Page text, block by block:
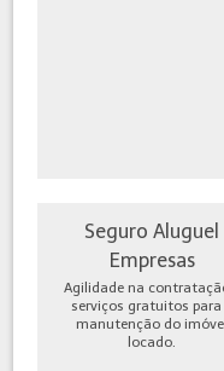
Seguro Aluguel
Empresas
Agilidade na
serviços gratuitos para
manutenção do
locado.